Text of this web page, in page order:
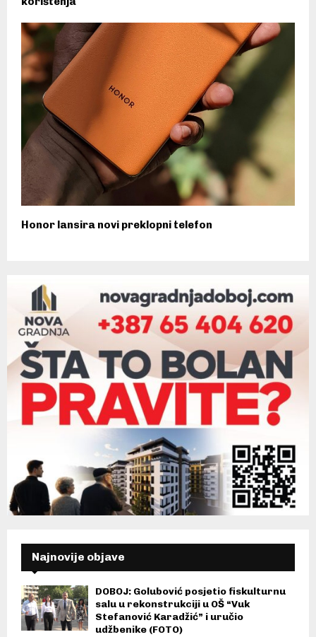
Honor lansira novi preklopni telefon
Najnovije objave
DOBOJ: Golubović posjetio fiskulturnu
salu u rekonstrukciji u OŠ “Vuk
Stefanović Karadžić” i uručio
udžbenike (FOTO)